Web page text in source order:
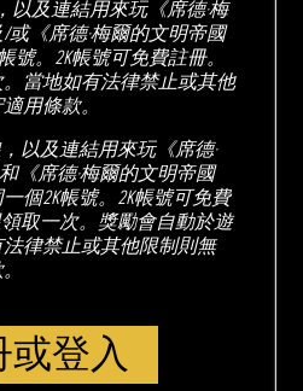
以及連結用來玩《席德·梅
或《席德·梅爾的文明帝國
號。2K帳號可免費註冊。
當地如有法律禁止或其他
用條款。
以及連結用來玩《席德·
《席德·梅爾的文明帝國
個2K帳號。2K帳號可免費
取一次。獎勵會自動於遊
律禁止或其他限制則無
或登入